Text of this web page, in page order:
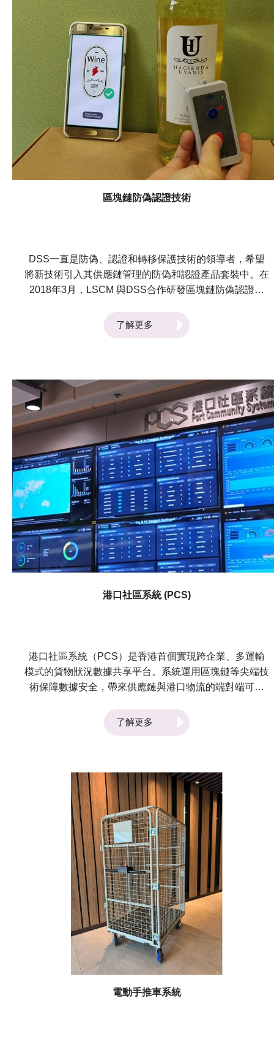
醫的傳統概念。此系統不僅提高了中藥的配送效率和服務
質素，縮短了中藥配送時間，並減低配錯藥的機會。此技
術在2023年日內瓦國際發明展上獲得銅獎。 聯絡我們
物流及供應鏈多元技術研發中心（LSCM）專注於創新和
技術研發，提升物流、供應鏈和電子商貿等行業的核心技
術能力，並支援不同行業進行應用技術研發。LSCM亦提
升本地科研力量，為公私營機構提供技術和創新支援，協
助業界提升效率和生產力，為香港社會帶來正面影響。立
即聯絡我們了解更多！
區塊鏈防偽認證技術
DSS一直是防偽、認證和轉移保護技術的領導者，希望
將新技術引入其供應鏈管理的防偽和認證產品套裝中。在
2018年3月，LSCM 與DSS合作研發區塊鏈防偽認證技
產品，以確保橫跨多個渠道的產品交易之安全性，包括零
售和在線分銷。 目前，該項目已經成功將區塊鏈技術引
偽和認證技術保護的商品信息可以輕鬆地記錄到此區塊鏈
中。區塊鏈在物流上可以追溯商品在供應鏈中運送時發生
的所有交易和狀態變化，令所有利益相關者和系統都可以
得知其狀態。 由LSCM 研發的Authen√TickTM技術通過
RFID閱讀器掃描商品RFID標籤就找到商品數據，然後與
區塊鏈上存儲的商品數據進行比對，從而安全、可信、方
便地進行商品真偽認證，並查看商品的來源信息。這兩項
技術結合在一起可以提升現時的供應鏈管理效率，使其更
可信、更高效、更安全，和更低成本。
了解更多
港口社區系統 (PCS)
港口社區系統（PCS）是香港首個實現跨企業、多運輸
模式的貨物狀況數據共享平台。系統運用區塊鏈等尖端技
術保障數據安全，帶來供應鏈與港口物流的端對端可視
便利開拓新機遇。 2024年第4屆亞洲創新發明展覽會 ─
了解更多
電動手推車系統